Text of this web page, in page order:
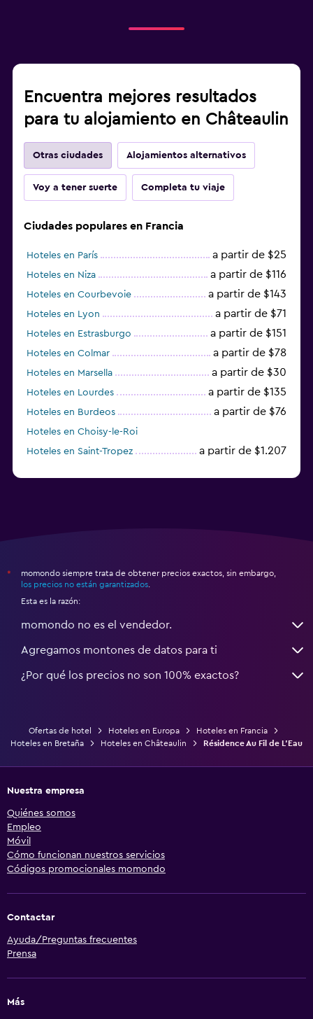
Encuentra mejores resultados
para tu alojamiento en Châteaulin
Otras ciudades Alojamientos alternativos
Voy a tener suerte Completa tu viaje
Ciudades populares en Francia
Hoteles en París a partir de $25
Hoteles en Niza a partir de $116
Hoteles en Courbevoie a partir de $143
Hoteles en Lyon a partir de $71
Hoteles en Estrasburgo a partir de $151
Hoteles en Colmar a partir de $78
Hoteles en Marsella a partir de $30
Hoteles en Lourdes a partir de $135
Hoteles en Burdeos a partir de $76
Hoteles en Choisy-le-Roi
Hoteles en Saint-Tropez
a partir de $1.207
*
momondo siempre trata de obtener precios exactos, sin embargo,
los precios no están garantizados
Esta es la razón:
momondo no es el vendedor.
Agregamos montones de datos para ti
¿Por qué los precios no son 100% exactos?
Ofertas de hotel Hoteles en Europa
Hoteles en Francia
Hoteles en Bretaña
Hoteles en Châteaulin Résidence Au Fil de L'Eau
Nuestra empresa
Quiénes somos
Empleo
Móvil
Cómo funcionan nuestros servicios
Códigos promocionales momondo
Contactar
Ayuda/Preguntas frecuentes
Prensa
Más